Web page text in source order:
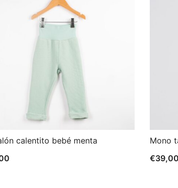
calentito bebé menta
Mono
€39,00